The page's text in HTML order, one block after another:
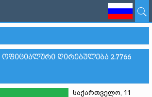
ᲦᲘᲠᲔᲑᲣᲚᲔᲑᲐ 2.7766
საქართველო, 11